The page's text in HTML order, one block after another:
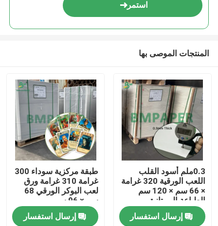
استمر
المنتجات الموصى بها
0.3ملم أسود القلب
اللعب الورقية 320 غرامة
× 66 سم × 120 سم
الطباعة الممتازة
إرسال استفسار
طبقة مركزية سوداء 300
غرامة 310 غرامة ورق
لعب البوكر الورقي 68
سم × 96 سم
إرسال استفسار